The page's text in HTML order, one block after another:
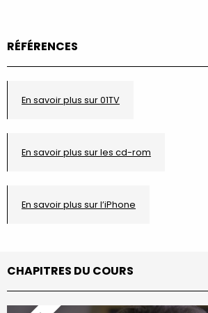
RÉFÉRENCES
En savoir plus sur 01TV
En savoir plus sur les cd-rom
En savoir plus sur l’iPhone
CHAPITRES DU COURS